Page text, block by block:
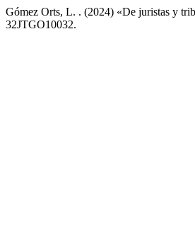
Gómez Orts, L. . (2024) «De juristas y
32JTGO10032.